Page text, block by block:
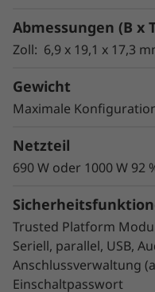
Einsparungen
mehr
– mit bis zu 2.933
verfügt über eine
kurze
auch ein größerer
konfiguriert
integrierten M.2-
Unterstützung für
Abmessungen (B x
Zoll: 6,9 x 19,1 x 17,3
Gewicht
Maximale
Netzteil
690 W oder 1000 W 92
Trusted Platform
Seriell, parallel, USB,
Anschlussverwaltung
Einschaltpasswort